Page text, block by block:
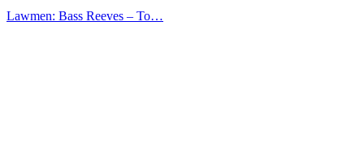
Lawmen: Bass Reeves – Το…